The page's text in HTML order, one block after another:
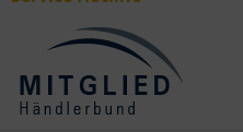
Verwendung genauer
Endgeräteeigenschaften zur